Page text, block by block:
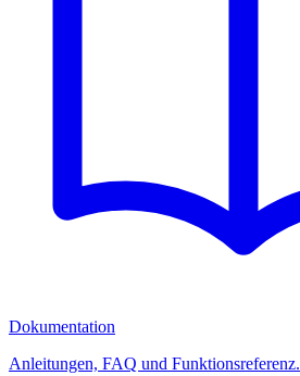
Dokumentation
Anleitungen, FAQ und Funktionsreferenz.